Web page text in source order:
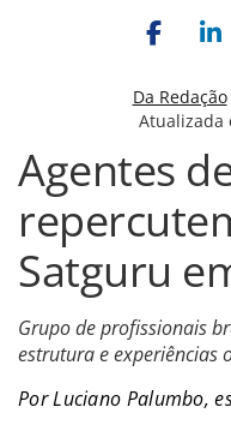
Da Redação
Atualizada
Agentes
Satguru
Grupo de profissionais
estrutura e experiências
Por Luciano Palumbo,